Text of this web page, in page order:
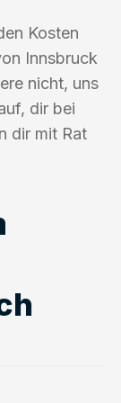
Kosten
Innsbruck
nicht, uns
dir bei
dir mit Rat